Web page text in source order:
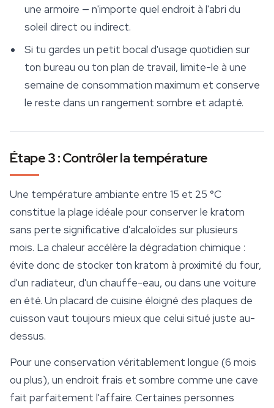
une armoire — n'importe quel endroit à l'abri du
soleil direct ou indirect.
Si tu gardes un petit bocal d'usage quotidien sur
ton bureau ou ton plan de travail, limite-le à une
semaine de consommation maximum et conserve
le reste dans un rangement sombre et adapté.
Étape 3 : Contrôler la température
Une température ambiante entre 15 et 25 °C
constitue la plage idéale pour conserver le kratom
sans perte significative d'alcaloïdes sur plusieurs
mois. La chaleur accélère la dégradation chimique :
évite donc de stocker ton kratom à proximité du four,
d'un radiateur, d'un chauffe-eau, ou dans une voiture
en été. Un placard de cuisine éloigné des plaques de
cuisson vaut toujours mieux que celui situé juste au-
dessus.
Pour une conservation véritablement longue (6 mois
ou plus), un endroit frais et sombre comme une cave
fait parfaitement l'affaire. Certaines personnes